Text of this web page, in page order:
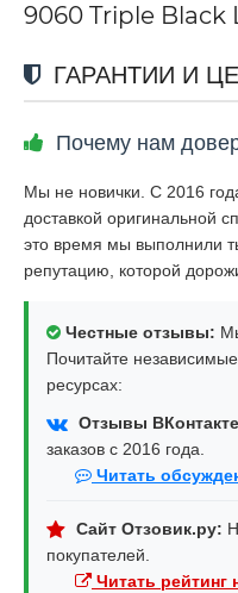
9060 Triple Black
ГАРАНТИИ И
Почему нам
Мы не новички. С 2016
доставкой оригинальной
это время мы выполнили
репутацию, которой
Честные отзывы:
Почитайте
ресурсах:
Отзывы
заказов с 2016 года.
Читать
Сайт Отзовик.ру:
покупателей.
Читать рейтинг